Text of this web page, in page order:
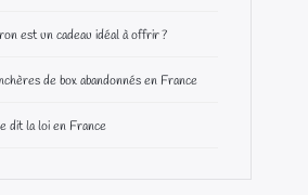
est un cadeau idéal à offrir ?
de box abandonnés en France
dit la loi en France